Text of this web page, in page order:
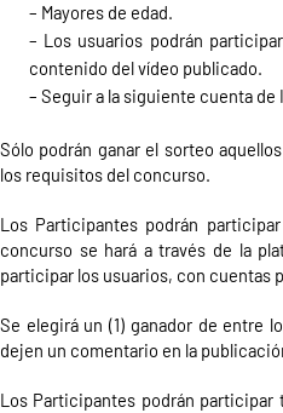
– Mayores de edad.
– Los usuarios podrán
contenido del vídeo publicado.
– Seguir a la siguiente cuenta de
Sólo podrán ganar el sorteo
los requisitos del concurso.
Los Participantes podrán
concurso se hará a través de la
participar los usuarios, con cuentas
Se elegirá un (1) ganador de entre
dejen un comentario en la
Los Participantes podrán participar